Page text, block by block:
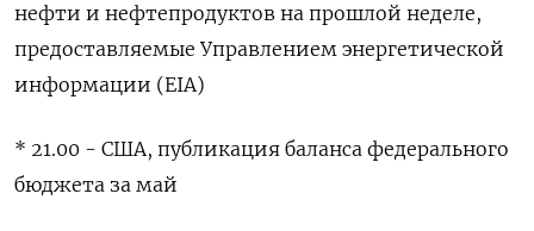
нефти и нефтепродуктов на ‌прошлой неделе,
предоставляемые Управлением энергетической
информации (EIA)
* 21.00 - ​США, публикация баланса федерального
‌бюджета за май